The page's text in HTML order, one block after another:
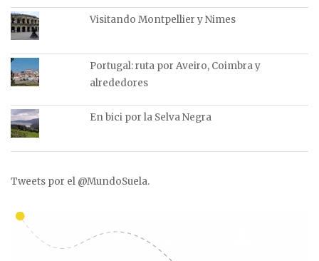
Visitando Montpellier y Nimes
Portugal: ruta por Aveiro, Coimbra y
alrededores
En bici por la Selva Negra
Tweets por el @MundoSuela.